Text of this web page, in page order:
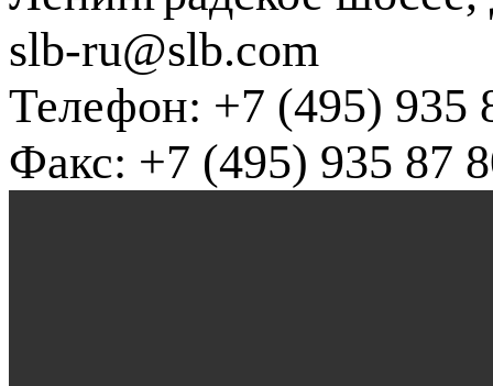
slb-ru@slb.com
Телефон: +7 (495) 935
Факс: +7 (495) 935 87